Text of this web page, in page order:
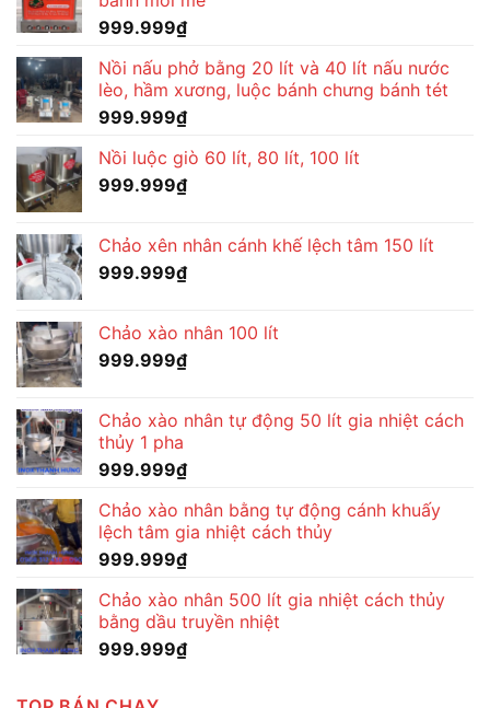
999.999₫
Nồi nấu phở bằng 20 lít và 40 lít nấu nước
lèo, hầm xương, luộc bánh chưng bánh tét
999.999₫
Nồi luộc giò 60 lít, 80 lít, 100 lít
999.999₫
Chảo xên nhân cánh khế lệch tâm 150 lít
999.999₫
Chảo xào nhân 100 lít
999.999₫
Chảo xào nhân tự động 50 lít gia nhiệt cách
thủy 1 pha
999.999₫
Chảo xào nhân bằng tự động cánh khuấy
lệch tâm gia nhiệt cách thủy
999.999₫
Chảo xào nhân 500 lít gia nhiệt cách thủy
bằng dầu truyền nhiệt
999.999₫